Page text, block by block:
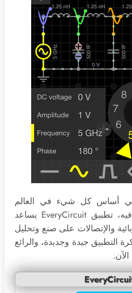
هي أساس كل شيء في العالم
التقني الذي نعيش فيه، تطبيق EveryCircuit يساعد
والإتصالات على صنع وتحليل
التطبيق جيدة وجديدة، والرائع